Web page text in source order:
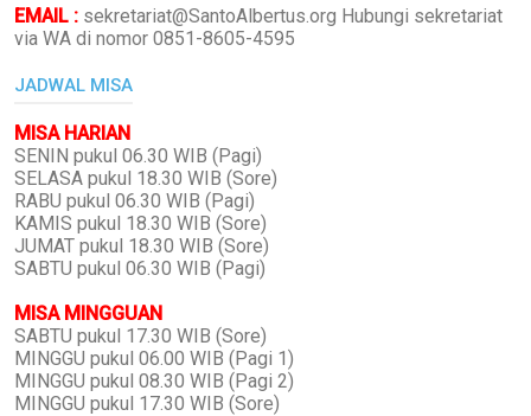
EMAIL : sekretariat@SantoAlbertus.org Hubungi sekretariat
via WA di nomor 0851-8605-4595
JADWAL MISA
MISA HARIAN
SENIN pukul 06.30 WIB (Pagi)
SELASA pukul 18.30 WIB (Sore)
RABU pukul 06.30 WIB (Pagi)
KAMIS pukul 18.30 WIB (Sore)
JUMAT pukul 18.30 WIB (Sore)
SABTU pukul 06.30 WIB (Pagi)
MISA MINGGUAN
SABTU pukul 17.30 WIB (Sore)
MINGGU pukul 06.00 WIB (Pagi 1)
MINGGU pukul 08.30 WIB (Pagi 2)
MINGGU pukul 17.30 WIB (Sore)